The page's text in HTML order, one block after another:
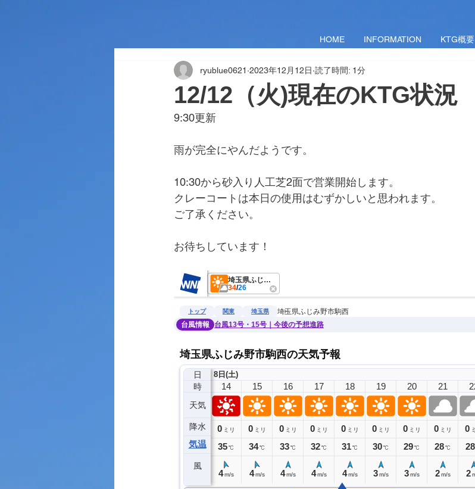
HOME INFORMATION KTG概要
12/12（火)現在のKTG状況
ryublue0621 2023年12月12日 読了時間: 1分
9:30更新
雨が完全にやんだようです。
10:30から砂入り人工芝2面で営業開始します。
クレーコートは本日の使用はむずかしいと思われます。
ご了承ください。
お待ちしています！